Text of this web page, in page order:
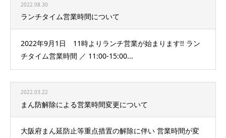
2022.08.30
ランチタイム営業時間について
2022年9月1日 11時よりランチ営業が始まります!! ラン
チタイム営業時間 ／ 11:00-15:00...
2022.03.22
まん防解除による営業時間変更について
大阪府まん延防止等重点措置の解除に伴い 営業時間が変